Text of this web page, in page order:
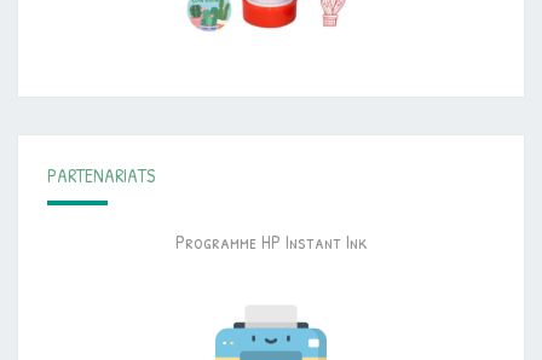
PARTENARIATS
Programme HP Instant Ink